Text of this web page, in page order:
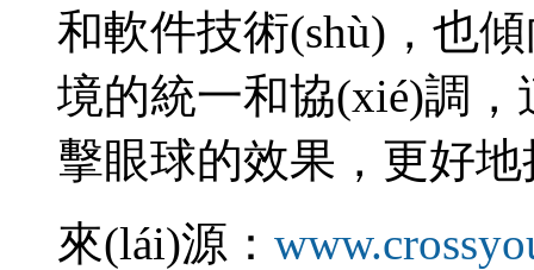
和軟件技術(shù)，
境的統一和協(xié)調
擊眼球的效果，更好
來(lái)源：